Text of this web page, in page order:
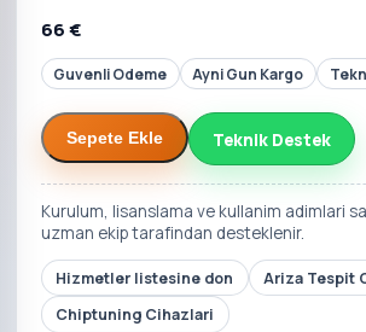
66 €
Guvenli Odeme Ayni Gun Kargo
Sepete Ekle Teknik Destek
Kurulum, lisanslama ve kullanim adimlari
uzman ekip tarafindan desteklenir.
Hizmetler listesine don
Ariza Tespit
Chiptuning Cihazlari